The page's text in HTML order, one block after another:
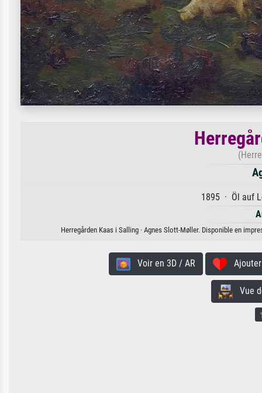
1895 · Öl auf
Herregården Kaas i Salling · Agnes Slott-Møller. Disponible en
Voir en 3D / AR
Vue